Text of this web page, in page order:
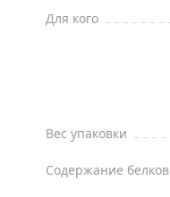
Для кого
Вес упаковки
Содержание белков